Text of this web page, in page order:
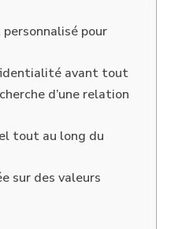
pour
avant tout
d’une relation
tout au long du
sur des valeurs